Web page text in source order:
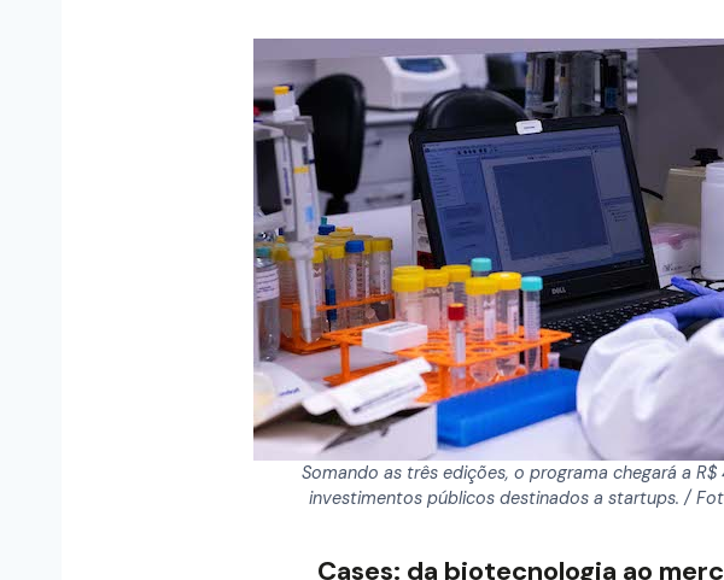
Somando as três edições, o programa chegará a R$
investimentos públicos destinados a startups. /
Cases: da biotecnologia ao